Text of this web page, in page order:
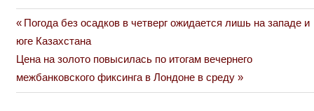
Навигация
по
записям
Previous
Post:
Погода без осадков в четверг ожидается лишь на западе и
юге Казахстана
Next
Post:
Цена на золото повысилась по итогам вечернего
межбанковского фиксинга в Лондоне в среду